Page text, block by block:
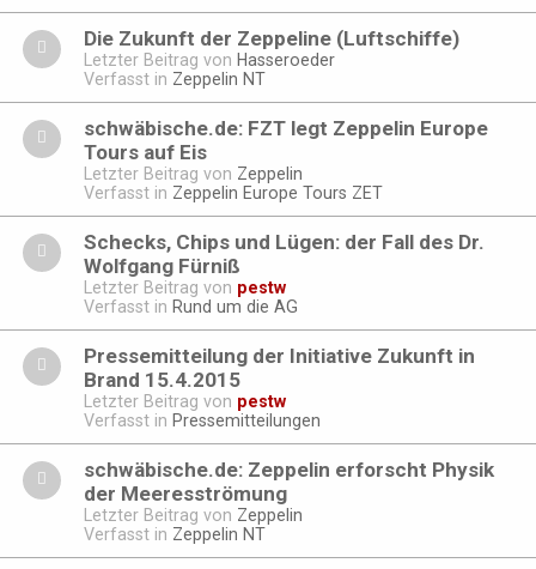
Die Zukunft der Zeppeline (Luftschiffe)
Letzter Beitrag von Hasseroeder
Verfasst in Zeppelin NT
schwäbische.de: FZT legt Zeppelin Europe
Tours auf Eis
Letzter Beitrag von Zeppelin
Verfasst in Zeppelin Europe Tours ZET
Schecks, Chips und Lügen: der Fall des Dr.
Wolfgang Fürniß
Letzter Beitrag von pestw
Verfasst in Rund um die AG
Pressemitteilung der Initiative Zukunft in
Brand 15.4.2015
Letzter Beitrag von pestw
Verfasst in Pressemitteilungen
schwäbische.de: Zeppelin erforscht Physik
der Meeresströmung
Letzter Beitrag von Zeppelin
Verfasst in Zeppelin NT